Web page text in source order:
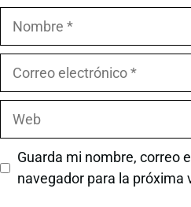
Nombre
Correo
Web
Guarda mi nombre, correo
navegador para la próxima